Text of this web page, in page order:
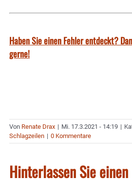
Haben Sie einen Fehler entdeckt?
gerne!
Von Renate Drax | Mi. 17.3.2021 - 14:19 |
Schlagzeilen | 0 Kommentare
Hinterlassen Sie einen